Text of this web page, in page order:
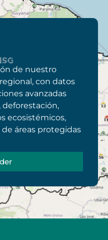
de nuestro
con datos
avanzadas
deforestación,
ecosistémicos,
áreas protegidas